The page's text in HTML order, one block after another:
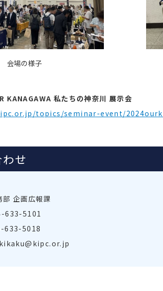
会場の様子
KANAGAWA 私たちの神奈川 展示会
topics/seminar-event/
せ
部 企画広報課
633-5101
633-5018
kikaku@kipc.or.jp